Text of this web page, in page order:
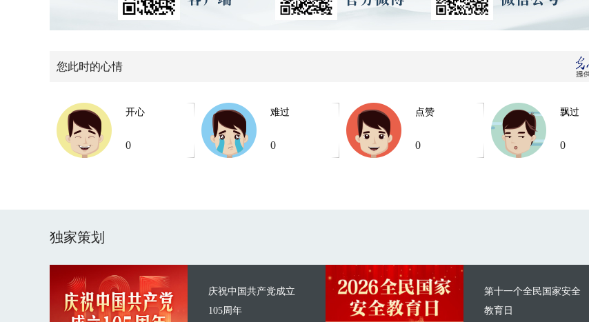
您此时的心情
开心
0
难过
0
点赞
0
飘过
0
独家策划
庆祝中国共产党成立
105周年
第十一个全民国家安全
教育日